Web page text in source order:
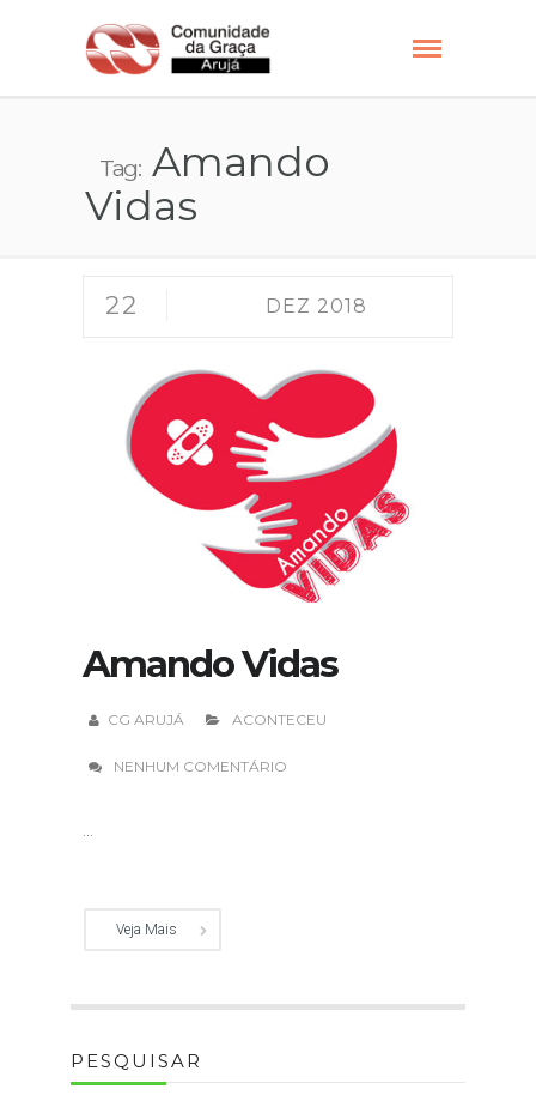
Tag:Amando
Vidas
22 DEZ 2018
Amando Vidas
CG ARUJÁ ACONTECEU
NENHUM COMENTÁRIO
Veja Mais
PESQUISAR